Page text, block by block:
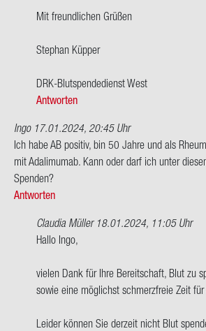
einen…
Issel-​
Domberg
Mit freund­li­chen Grü­ßen
Ste­phan Küp­per
DRK-​Blutspendedienst West
Antworten
Ingo 17.01.2024, 20:45 Uhr
Ich habe AB po­si­tiv, bin 50 Jahre und als
mit Ada­li­mu­m­ab. Kann oder darf ich unter
Spen­den?
Antworten
Claudia Müller18.01.2024, 11:05 Uhr
Ant­
auf
Ich
AB
Hallo Ingo,
vie­len Dank für Ihre Be­reit­schaft, Blut zu
sowie eine mög­lichst schmerz­freie Zeit für
Lei­der kön­nen Sie der­zeit nicht Blut